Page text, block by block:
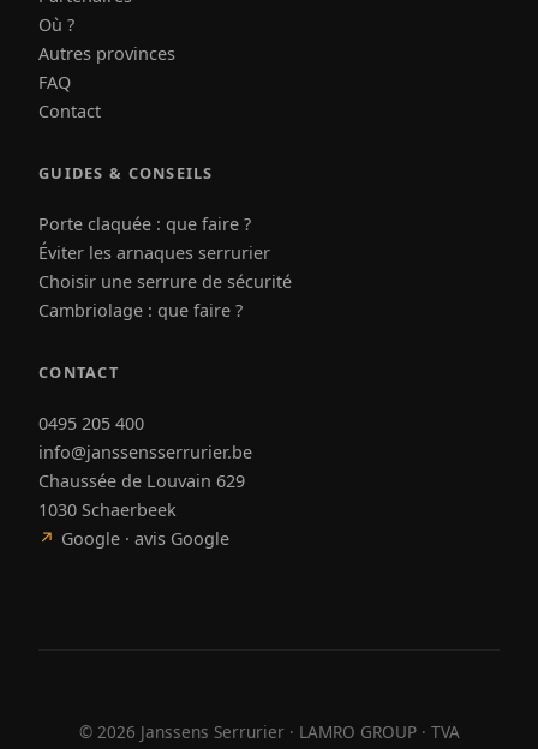
Où ?
Autres provinces
FAQ
Contact
GUIDES & CONSEILS
Porte claquée : que faire ?
Éviter les arnaques serrurier
Choisir une serrure de sécurité
Cambriolage : que faire ?
CONTACT
0495 205 400
info@janssensserrurier.be
Chaussée de Louvain 629
1030 Schaerbeek
↗ Google · avis Google
© 2026 Janssens Serrurier · LAMRO GROUP · TVA